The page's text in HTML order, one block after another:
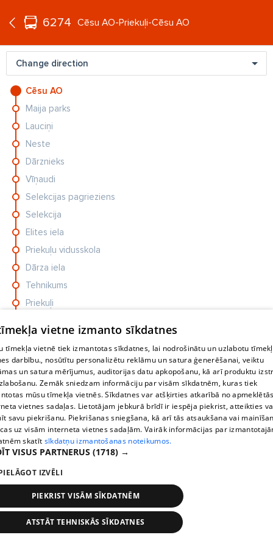
EN
6274 Cēsu AO-Priekuļi-Cēsu AO
Change direction
Cēsu AO
Maija parks
Lauciņi
Neste
Dārznieks
Vīņaudi
Selekcijas pagrieziens
Selekcija
Elites iela
Priekuļu vidusskola
Dārza iela
Tehnikums
Priekuļi
Selekcijas pagrieziens
Vīņaudi
Dārznieks
Neste
Lauciņi
Cēsu AO
Stops Times
ZIŅAS
Jauns pavērsiens grupā Duets Sandra. Par solisti tagad
vietne izmanto sīkdatnes
tīmekļa vietnē tiek izmantotas sīkdatnes, lai nodrošinātu un uzlabotu
darbību., nosūtītu personalizētu reklāmu un satura ģenerēšanai, veiktu
un satura mērījumus, auditorijas datu apkopošanu, kā arī produktu
Zemāk sniedzam informāciju par visām sīkdatnēm, kuras tiek
mūsu tīmekļa vietnēs. Sīkdatnes var atšķirties atkarībā no
vietnes sadaļas. Lietotājam jebkurā brīdī ir iespēja piekrist, atteikties
savu piekrišanu. Piekrišanas sniegšana, kā arī tās atsaukšana vai
uz visām interneta vietnes sadaļām. Vairāk informācijas par
skatīt sīkdatņu izmantošanas noteikumos.
VISUS PARTNERUS (1718) →
IZVĒLI
PIEKRIST VISĀM SĪKDATNĒM
ATSTĀT TEHNISKĀS SĪKDATNES